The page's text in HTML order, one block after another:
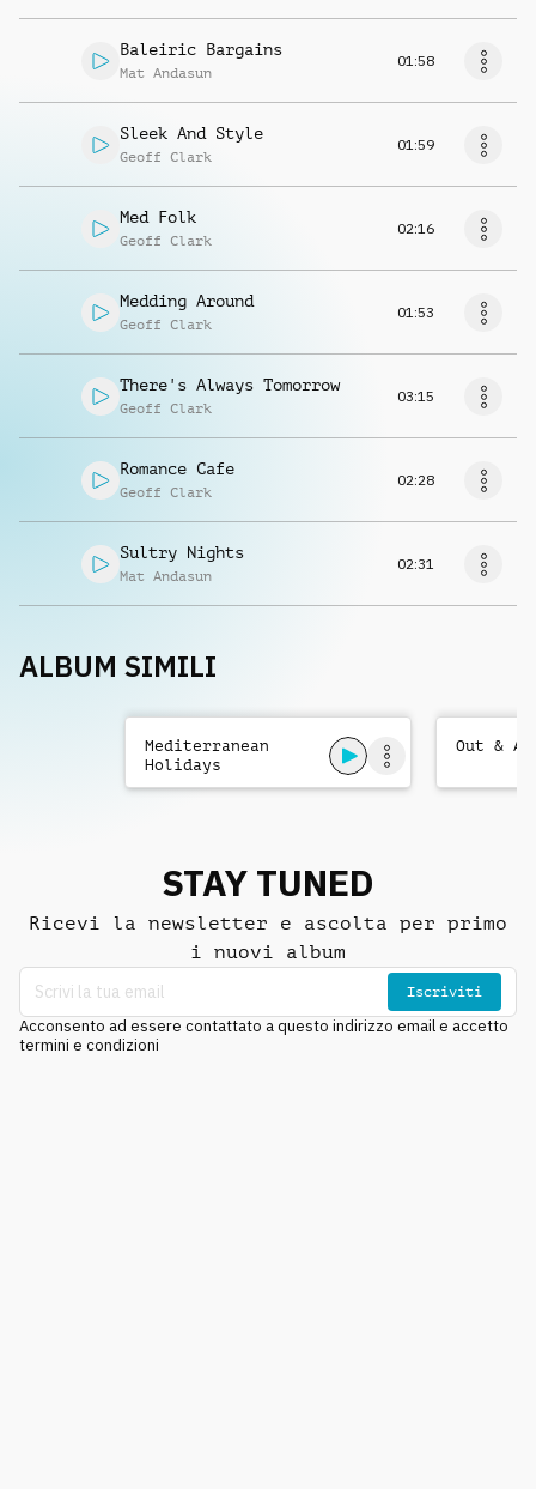
Baleiric Bargains
Mat Andasun
01:58
Sleek And Style
Geoff Clark
01:59
Med Folk
Geoff Clark
02:16
Medding Around
Geoff Clark
01:53
There's Always Tomorrow
Geoff Clark
03:15
Romance Cafe
Geoff Clark
02:28
Sultry Nights
Mat Andasun
02:31
ALBUM SIMILI
Mediterranean
Holidays
Out &
STAY TUNED
Ricevi la newsletter e ascolta per primo
i nuovi album
Iscriviti
Acconsento ad essere contattato a questo indirizzo email e accetto
termini e condizioni